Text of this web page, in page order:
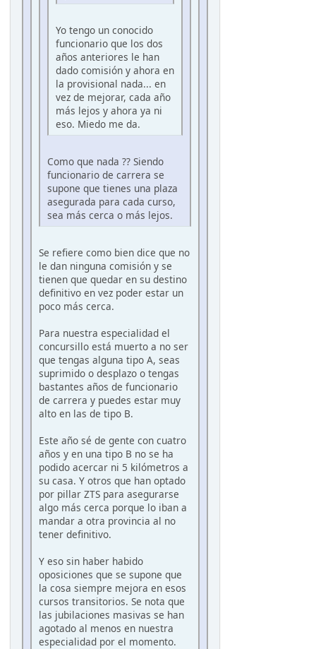
Yo tengo un conocido
funcionario que los dos
años anteriores le han
dado comisión y ahora en
la provisional nada... en
vez de mejorar, cada año
más lejos y ahora ya ni
eso. Miedo me da.
Como que nada ?? Siendo
funcionario de carrera se
supone que tienes una plaza
asegurada para cada curso,
sea más cerca o más lejos.
Se refiere como bien dice que no
le dan ninguna comisión y se
tienen que quedar en su destino
definitivo en vez poder estar un
poco más cerca.
Para nuestra especialidad el
concursillo está muerto a no ser
que tengas alguna tipo A, seas
suprimido o desplazo o tengas
bastantes años de funcionario
de carrera y puedes estar muy
alto en las de tipo B.
Este año sé de gente con cuatro
años y en una tipo B no se ha
podido acercar ni 5 kilómetros a
su casa. Y otros que han optado
por pillar ZTS para asegurarse
algo más cerca porque lo iban a
mandar a otra provincia al no
tener definitivo.
Y eso sin haber habido
oposiciones que se supone que
la cosa siempre mejora en esos
cursos transitorios. Se nota que
las jubilaciones masivas se han
agotado al menos en nuestra
especialidad por el momento.